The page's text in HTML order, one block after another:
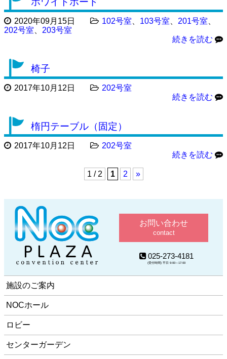
2020年09月15日 102号室 103号室 201号室
202号室
203号室
続きを読む
椅子
2017年10月12日
202号室
続きを読む
楕円テーブル（固定）
2017年10月12日
202号室
続きを読む
1 / 2 1 2 »
お問い合わせ
contact
025-273-4181
(受付時間) 平日 9:00～17:00
施設のご案内
NOCホール
ロビー
センターガーデン